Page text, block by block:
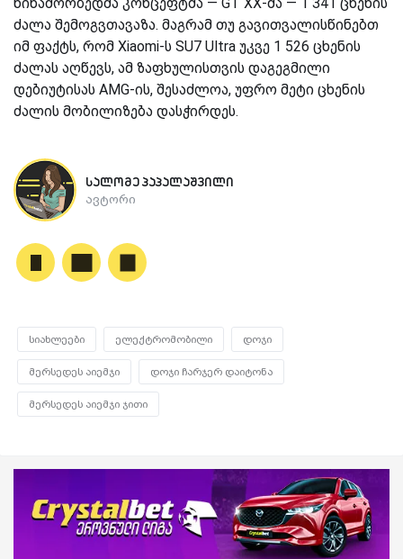
ძალა შემოგვთავაზა. მაგრამ თუ გავითვალისწინებთ
იმ ფაქტს, რომ Xiaomi-ს SU7 Ultra უკვე 1 526 ცხენის
ძალას აღწევს, ამ ზაფხულისთვის დაგეგმილი
დებიუტისას AMG-ის, შესაძლოა, უფრო მეტი ცხენის
ძალის მობილიზება დასჭირდეს.
სალომე პაპალაშვილი
ავტორი
სიახლეები ელექტრომობილი დოჯი
მერსედეს აიემჯი დოჯი ჩარჯერ დაიტონა
მერსედეს აიემჯი ჯითი